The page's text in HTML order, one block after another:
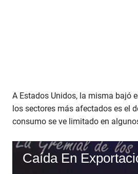
A Estados Unidos, la misma bajó
los sectores más afectados es el
consumo se ve limitado en